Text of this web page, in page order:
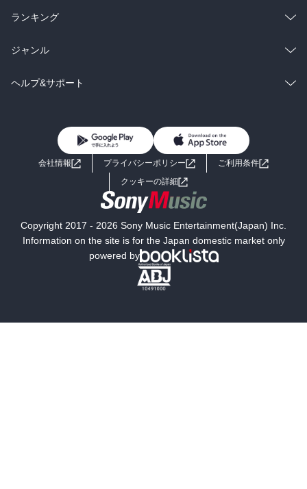
雑誌・グラビア
BL・TL
ラノベ
雑誌・グラビア
BL・TL
総合
ラノベ
雑誌・グラビア
ランキング
総合
ラノベ
ジャンル
コミック
ライトノベル 男子向けラノベ
小説
海外小説
ミステリー SF
文学
ヘルプ&サポート
よくあるご質問 お問い合わせ
会社情報 プライバシーポリシー
ご利用条件
クッキーの詳細
Copyright 2017 - 2026 Sony Music Entertainment(Japan) Inc.
Information on the site is for the Japan domestic market only
powered by